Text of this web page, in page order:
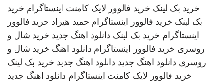
خرید بک لینک خرید فالوور لایک کامنت اینستاگرام خرید
بک لینک خرید فالوور اینستاگرام حمید هیراد خرید فالوور
اینستاگرام خرید بک لینک دانلود اهنگ جدید خرید شال و
روسری خرید فالوور اینستاگرام دانلود اهنگ خرید شال و
روسری دانلود اهنگ جدید دانلود اهنگ جدید خرید بک لینک
خرید فالوور لایک کامنت اینستاگرام دانلود اهنگ جدید